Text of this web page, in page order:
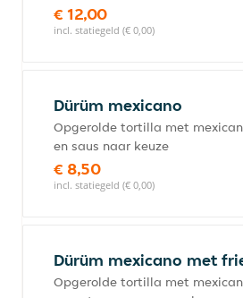
€ 12,00
incl. statiegeld (€ 0,00)
Dürüm mexicano
Opgerolde tortilla met
en saus naar keuze
€ 8,50
incl. statiegeld (€ 0,00)
Dürüm mexicano met
Opgerolde tortilla met